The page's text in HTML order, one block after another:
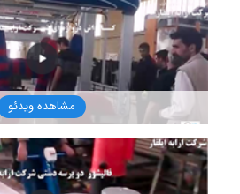
1401/8/16
مشاهده ویدئو
1401/8/16